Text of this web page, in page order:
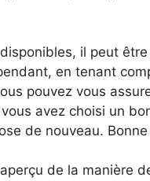
il peut
en tenant
pouvez vous
avez choisi un
de nouveau.
de la manière